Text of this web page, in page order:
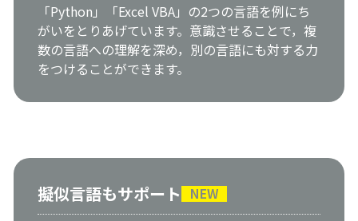
「Python」「Excel VBA」の2つの言語を例にち
がいをとりあげています。意識させることで，複
数の言語への理解を深め，別の言語にも対する力
をつけることができます。
擬似言語もサポート NEW